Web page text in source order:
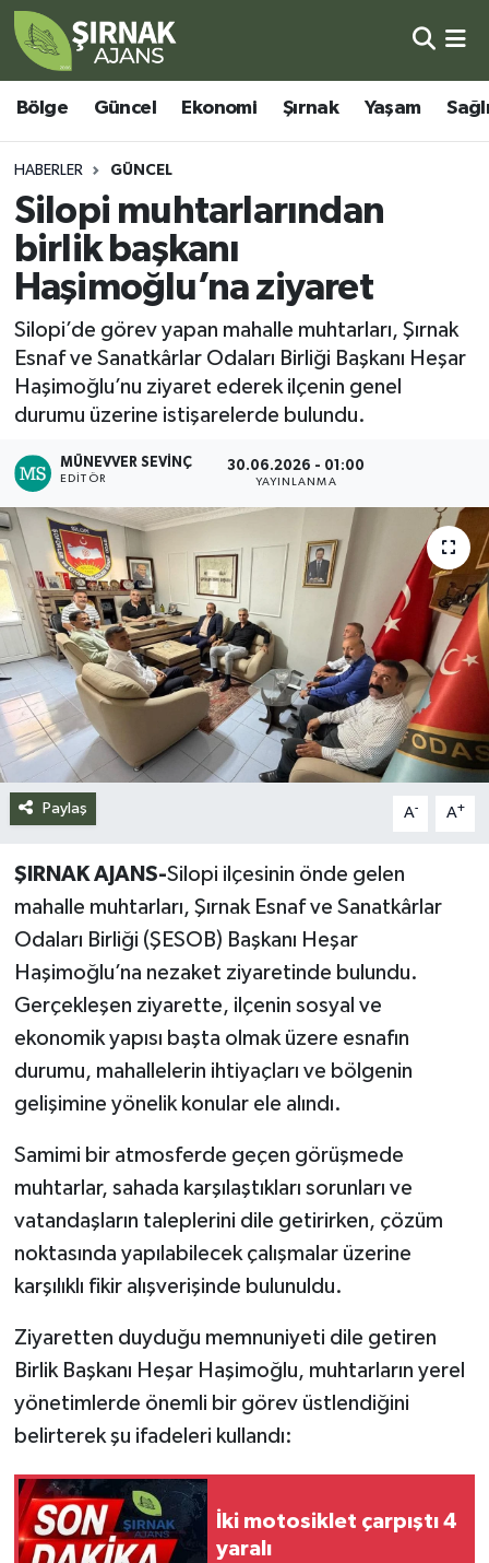
Bölge Güncel Ekonomi Şırnak Yaşam
HABERLER GÜNCEL
Silopi muhtarlarından
birlik başkanı
Haşimoğlu’na ziyaret
Silopi’de görev yapan mahalle muhtarları, Şırnak
Esnaf ve Sanatkârlar Odaları Birliği Başkanı Heşar
Haşimoğlu’nu ziyaret ederek ilçenin genel
durumu üzerine istişarelerde bulundu.
MÜNEVVER SEVINÇ
EDITÖR
30.06.2026 - 01:00
YAYINLANMA
Paylaş A- A+
ŞIRNAK AJANS-Silopi ilçesinin önde gelen
mahalle muhtarları, Şırnak Esnaf ve Sanatkârlar
Odaları Birliği (ŞESOB) Başkanı Heşar
Haşimoğlu’na nezaket ziyaretinde bulundu.
Gerçekleşen ziyarette, ilçenin sosyal ve
ekonomik yapısı başta olmak üzere esnafın
durumu, mahallelerin ihtiyaçları ve bölgenin
gelişimine yönelik konular ele alındı.
Samimi bir atmosferde geçen görüşmede
muhtarlar, sahada karşılaştıkları sorunları ve
vatandaşların taleplerini dile getirirken, çözüm
noktasında yapılabilecek çalışmalar üzerine
karşılıklı fikir alışverişinde bulunuldu.
Ziyaretten duyduğu memnuniyeti dile getiren
Birlik Başkanı Heşar Haşimoğlu, muhtarların yerel
yönetimlerde önemli bir görev üstlendiğini
belirterek şu ifadeleri kullandı:
İki motosiklet çarpıştı 4
yaralı
Bölge
Güncel
Ekonomi
Şırnak
Yaşam
Sağlık
Eğitim
Kültür - Sanat
Siyaset
Spor
Teknoloji
Yazarlar
Şırnak Nöbetçi Eczaneler
Şırnak Hava Durumu
Şirnak Namaz Vakitleri
Şırnak Trafik Yoğunluk Haritası
Süper Lig Puan Durumu ve Fikstür
Tüm Manşetler
Son Dakika Haberleri
Haber Arşivi